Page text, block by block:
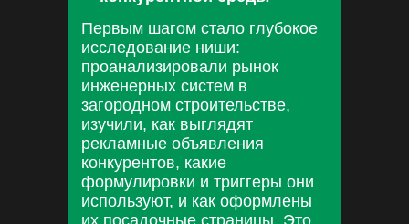
Первым шагом стало глубокое
исследование ниши:
проанализировали рынок
инженерных систем в
загородном строительстве,
изучили, как выглядят
рекламные объявления
конкурентов, какие
формулировки и триггеры они
используют, и как оформлены
их посадочные страницы. Это